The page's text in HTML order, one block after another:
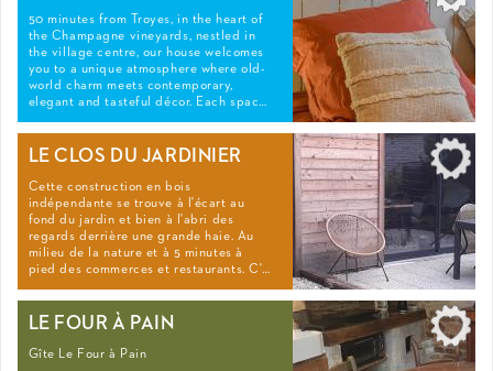
50 minutes from Troyes, in the heart of
the Champagne vineyards, nestled in
the village centre, our house welcomes
you to a unique atmosphere where old-
world charm meets contemporary,
elegant and tasteful décor. Each spac…
LE CLOS DU JARDINIER
Cette construction en bois
indépendante se trouve à l'écart au
fond du jardin et bien à l'abri des
regards derrière une grande haie. Au
milieu de la nature et à 5 minutes à
pied des commerces et restaurants. C'…
LE FOUR À PAIN
Gîte Le Four à Pain